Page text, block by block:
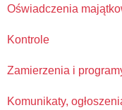
Oświadczenia
Kontrole
Zamierzenia i
Komunikaty,